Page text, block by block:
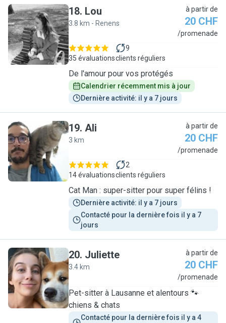
L
18. Lou
3.8 km - Renens
à partir de
20 CHF
/promenade
35 évaluations
9
clients réguliers
De l'amour pour vos protégés
Calendrier récemment mis à jour
Dernière activité: il y a 7 jours
A
19. Ali
3 km
à partir de
20 CHF
/promenade
14 évaluations
2
clients réguliers
Cat Man : super-sitter pour super félins !
Dernière activité: il y a 7 jours
Contacté pour la dernière fois il y a 7
jours
J
20. Juliette
3.4 km
à partir de
20 CHF
/promenade
Pet-sitter à Lausanne et alentours 🐾
chiens & chats
Contacté pour la dernière fois il y a 4